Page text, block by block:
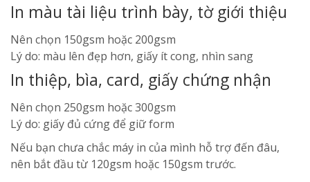
In màu tài liệu trình bày, tờ giới thiệu
Nên chọn 150gsm hoặc 200gsm
Lý do: màu lên đẹp hơn, giấy ít cong, nhìn sang
In thiệp, bìa, card, giấy chứng nhận
Nên chọn 250gsm hoặc 300gsm
Lý do: giấy đủ cứng để giữ form
Nếu bạn chưa chắc máy in của mình hỗ trợ đến đâu,
nên bắt đầu từ 120gsm hoặc 150gsm trước.